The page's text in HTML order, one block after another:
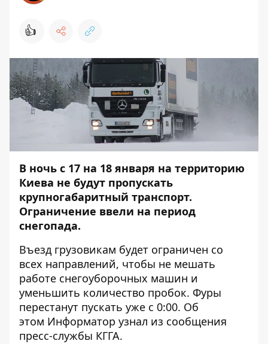
👍
В ночь с 17 на 18 января на территорию
Киева не будут пропускать
крупногабаритный транспорт.
Ограничение ввели на период
снегопада.
Въезд грузовикам будет ограничен со
всех направлений, чтобы не мешать
работе снегоуборочных машин и
уменьшить количество пробок. Фуры
перестанут пускать уже с 0:00. Об
этом Информатор узнал из сообщения
пресс-службы КГГА.